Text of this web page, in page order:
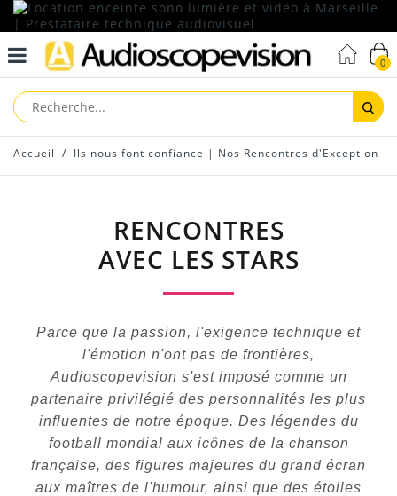
0
Accueil / Ils nous font confiance | Nos Rencontres d'Exception
RENCONTRES
AVEC LES STARS
Parce que la passion, l'exigence technique et
l'émotion n'ont pas de frontières,
Audioscopevision s'est imposé comme un
partenaire privilégié des personnalités les plus
influentes de notre époque. Des légendes du
football mondial aux icônes de la chanson
française, des figures majeures du grand écran
aux maîtres de l'humour, ainsi que des étoiles